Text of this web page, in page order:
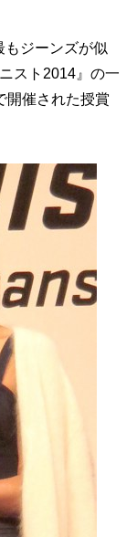
もジーンズが似
スト2014』の一
開催された授賞